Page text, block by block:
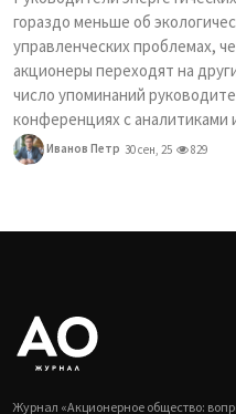
гораздо меньше об
управленческих проблемах,
акционеры переходят на
число упоминаний
конференциях с аналитиками
Иванов Петр 30 сен, 25 829
Журнал «Акционерное общество: